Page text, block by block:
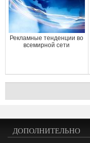
Рекламные тенденции во
всемирной сети
ДОПОЛНИТЕЛЬНО